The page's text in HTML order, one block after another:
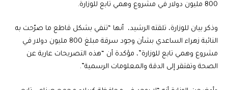
800 مليون دولار في مشروع وهمي تابع للوزارة.
وذكر بيان للوزارة، تلقته الرشيد، أنها “تنفي بشكل قاطع ما صرّحت به
النائبة زهراء الساعدي بشأن وجود سرقة مبلغ 800 مليون دولار في
مشروع وهمي تابع للوزارة”، مؤكدة أن “هذه التصريحات عارية عن
الصحة وتفتقر إلى الدقة والمعلومات الرسمية”.